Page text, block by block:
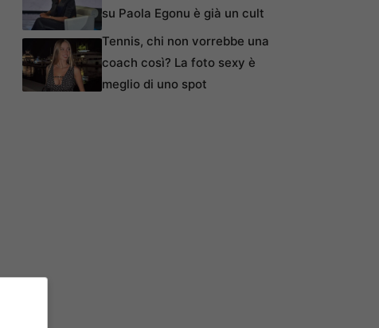
su Paola Egonu è già un cult
Tennis, chi non vorrebbe una
coach così? La foto sexy è
meglio di uno spot